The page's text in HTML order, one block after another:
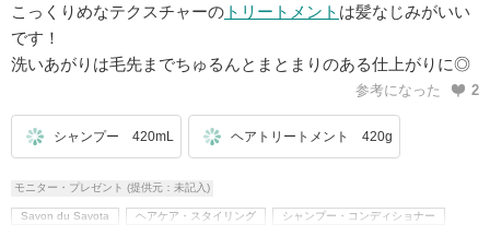
こっくりめなテクスチャーの トリートメント は髪なじみがいい
です！
洗いあがりは毛先までちゅるんとまとまりのある仕上がりに◎
参考になった 2
シャンプー 420mL ヘアトリートメント 420g
モニター・プレゼント (提供元：未記入)
Savon du Savota ヘアケア・スタイリング シャンプー・コンディショナー